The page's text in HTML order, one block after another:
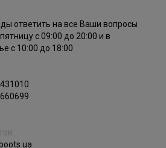
ответить на все Ваши вопросы
с 09:00 до 20:00 и в
с 10:00 до 18:00